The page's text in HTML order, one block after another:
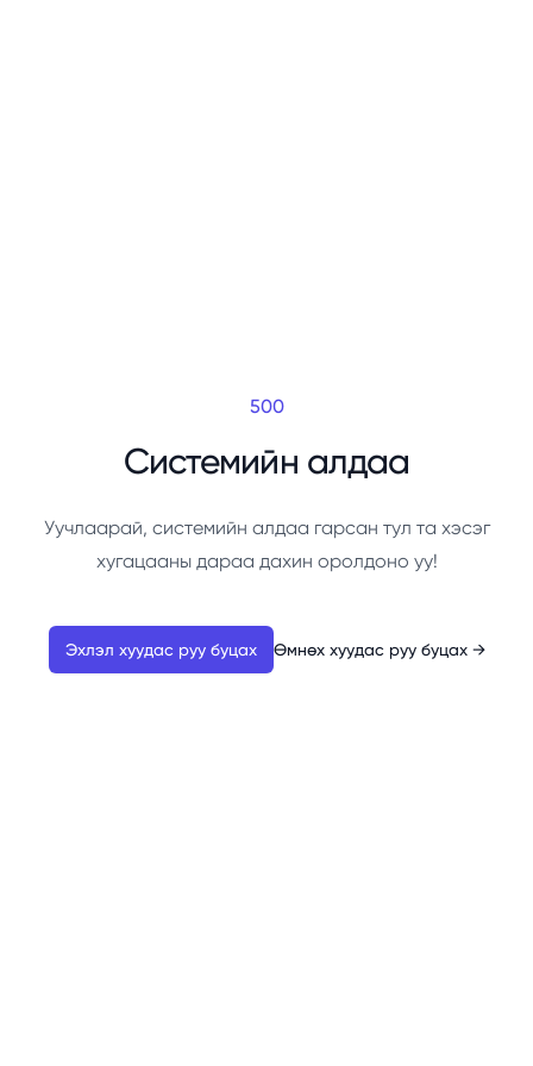
500
Системийн алдаа
Уучлаарай, системийн алдаа гарсан тул та хэсэг
хугацааны дараа дахин оролдоно уу!
Эхлэл хуудас руу буцах Өмнөх хуудас руу буцах →